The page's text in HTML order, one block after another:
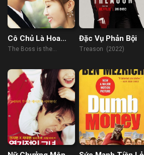
Cô Chủ Là Hoa
Khôi Trường
The Boss is the
Đặc Vụ Phản Bội
Treason (2022)